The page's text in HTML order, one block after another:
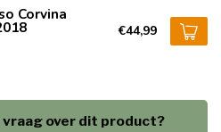
Corvina
€44,99
vraag over dit product?